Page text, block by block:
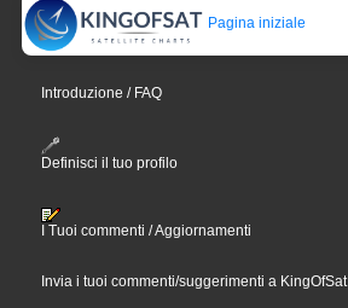
Pagina iniziale
Introduzione / FAQ
Definisci il tuo profilo
I Tuoi commenti / Aggiornamenti
Invia i tuoi commenti/suggerimenti a KingOfSat